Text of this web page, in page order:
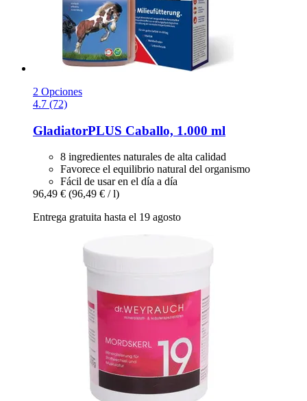
2 Opciones
4.7 (72)
GladiatorPLUS Caballo, 1.000 ml
8 ingredientes naturales de alta calidad
Favorece el equilibrio natural del organismo
Fácil de usar en el día a día
96,49 € (96,49 € / l)
Entrega gratuita hasta el 19 agosto